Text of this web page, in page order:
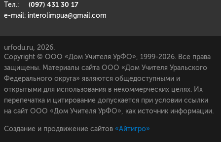
Тел.: (097) 431 30 17
e-mail: interolimpua@gmail.com
urfodu.ru, 2026.
Copyright © ООО «Дом Учителя УрФО», 1999-2026. Все права
защищены. Материалы сайта ООО «Дом Учителя Уральского
Федерального округа» являются общедоступными и
открытыми для использования в некоммерческих целях. Их
перепечатка и цитирование допускается при условии ссылки
на сайт ООО «Дом Учителя УрФО», как источник информации.
Создание и продвижение сайтов «Айтигро»